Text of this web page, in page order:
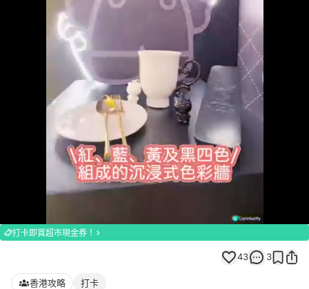
100.00%
打卡即賞超市現金券！
43 3
香港攻略 打卡